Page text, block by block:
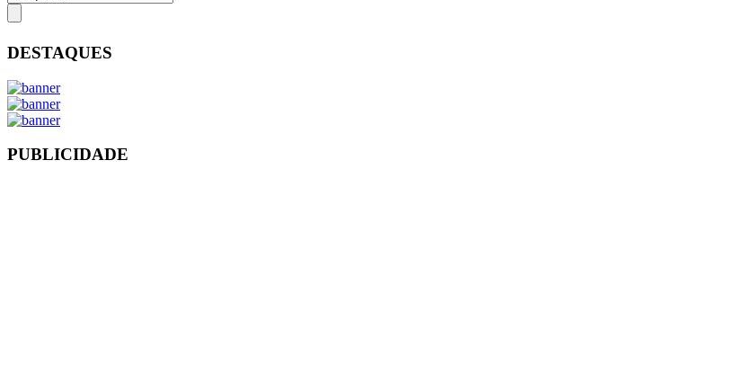
DESTAQUES
PUBLICIDADE